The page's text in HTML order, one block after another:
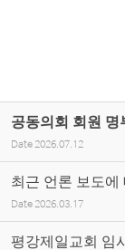
공동의회 회원 명
Date 2026.07.12
최근 언론 보도에
Date 2026.03.17
평강제일교회 임